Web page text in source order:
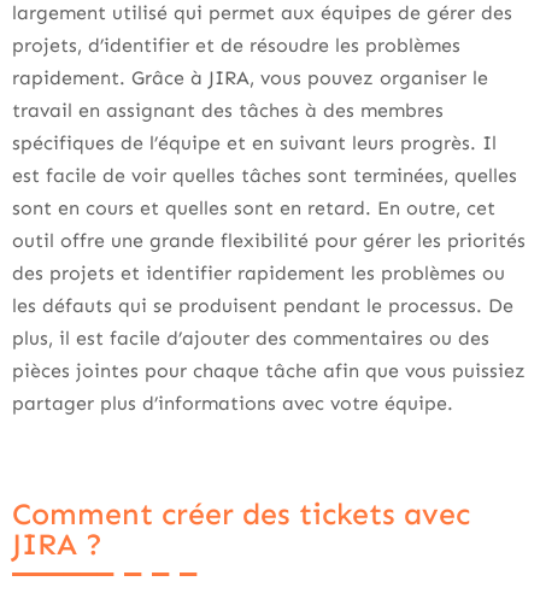
largement utilisé qui permet aux équipes de gérer des
projets, d’identifier et de résoudre les problèmes
rapidement. Grâce à JIRA, vous pouvez organiser le
travail en assignant des tâches à des membres
spécifiques de l’équipe et en suivant leurs progrès. Il
est facile de voir quelles tâches sont terminées, quelles
sont en cours et quelles sont en retard. En outre, cet
outil offre une grande flexibilité pour gérer les priorités
des projets et identifier rapidement les problèmes ou
les défauts qui se produisent pendant le processus. De
plus, il est facile d’ajouter des commentaires ou des
pièces jointes pour chaque tâche afin que vous puissiez
partager plus d’informations avec votre équipe.
Comment créer des tickets avec
JIRA ?